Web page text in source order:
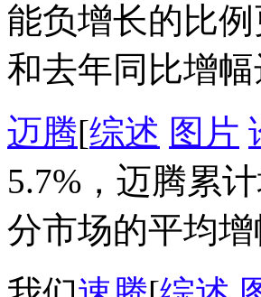
能负增长的比
和去年同比增
迈腾[综述 图片
5.7%，迈腾累
分市场的平均